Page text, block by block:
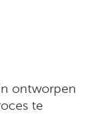
ontworpen
te